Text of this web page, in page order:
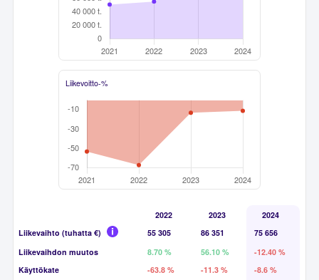
Liikevoitto-%
2022 2023
2024
Liikevaihto (tuhatta €)
55 305 86 351
75 656
Liikevaihdon muutos
8.70 % 56.10 %
-12.40 %
Käyttökate
-63.8 % -11.3 %
-8.6 %